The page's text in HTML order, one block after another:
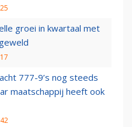
groei in kwartaal met
777-9’s nog steeds
maatschappij heeft ook